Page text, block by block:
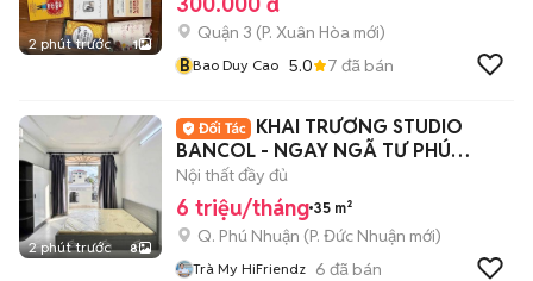
2 phút trước 1
Quận 3 (P. Xuân Hòa mới)
BBao Duy Cao 5.0 7 đã bán
2 phút trước 8
KHAI TRƯƠNG STUDIO
BANCOL - NGAY NGÃ TƯ PHÚ
NHUẬN
Nội thất đầy đủ
6 triệu/tháng 35 m²
Q. Phú Nhuận (P. Đức Nhuận mới)
Trà My HiFriendz 6 đã bán